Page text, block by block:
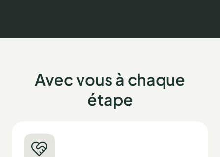
Avec vous à chaque
étape